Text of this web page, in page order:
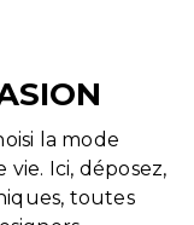
la mode
Ici, déposez,
toutes